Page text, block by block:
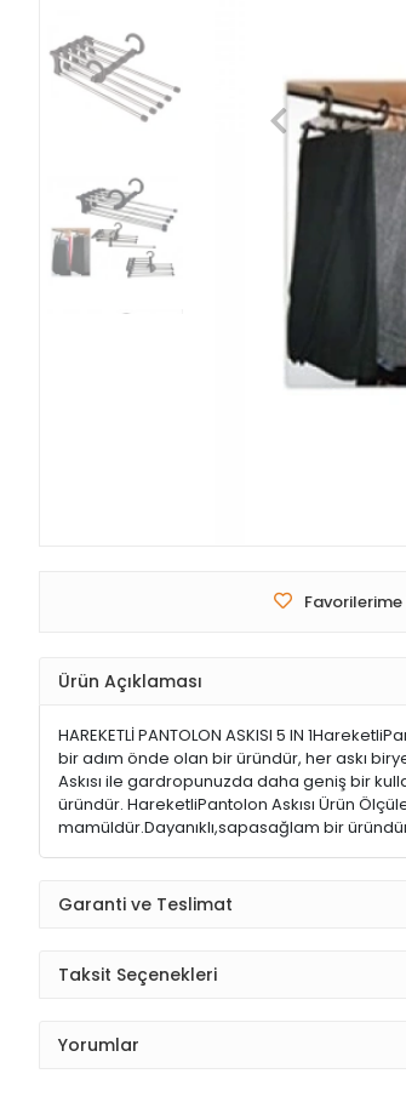
Favorilerime
Ürün Açıklaması
HAREKETLİ PANTOLON ASKISI 5 IN
bir adım önde olan bir üründür, her askı
Askısı ile gardropunuzda daha geniş bir
üründür. HareketliPantolon Askısı Ürün
mamüldür.Dayanıklı,sapasağlam bir
Garanti ve Teslimat
Taksit Seçenekleri
Yorumlar